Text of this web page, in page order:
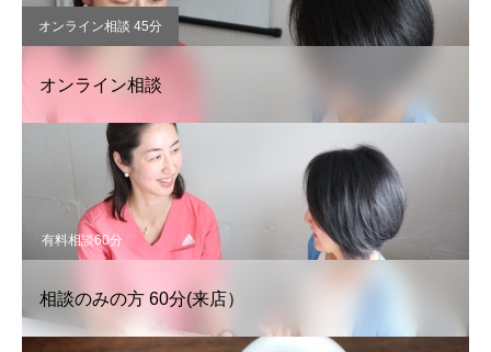
オンライン相談 45分
オンライン相談
有料相談60分
相談のみの方 60分(来店）